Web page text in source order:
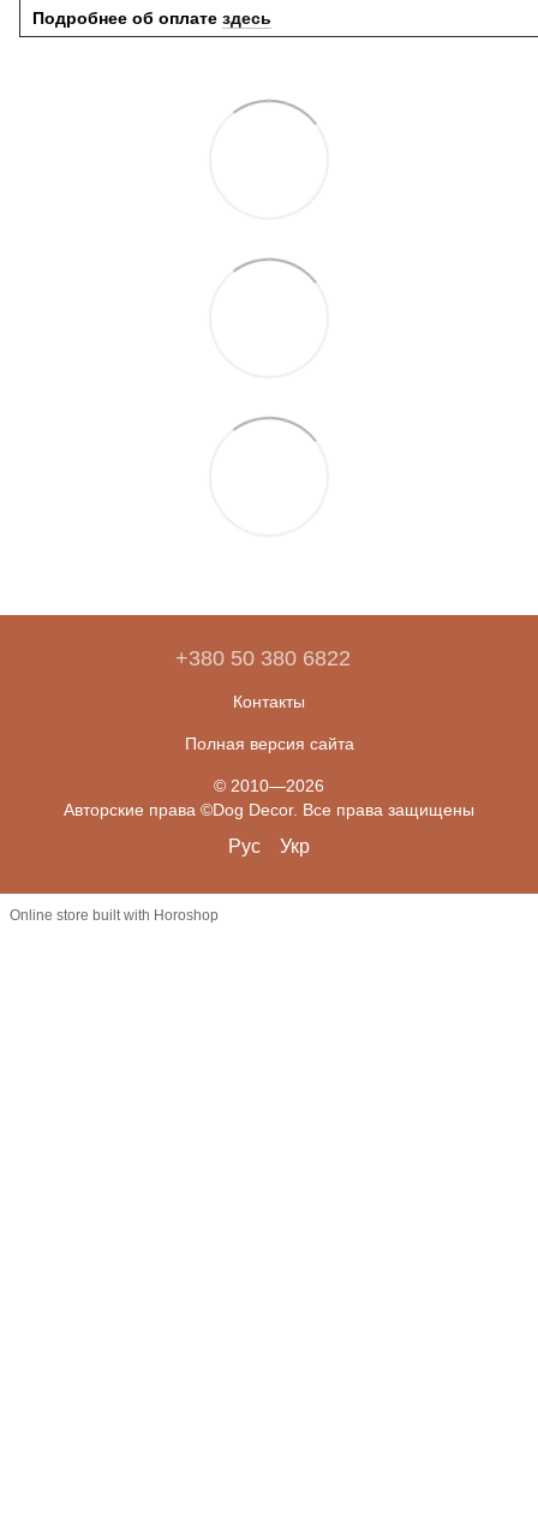
Подробнее об оплате здесь
+380 50 380 6822
Контакты
Полная версия сайта
© 2010—2026
Авторские права ©Dog Decor. Все права защищены
Рус Укр
Online store built with Horoshop